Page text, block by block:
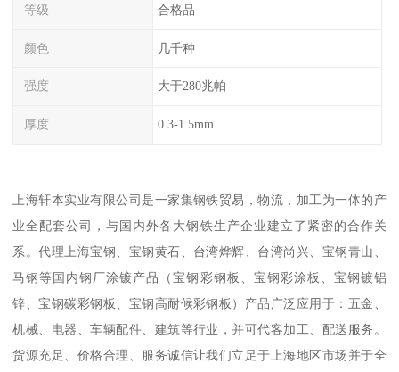
等级 合格品
颜色 几千种
强度 大于280兆帕
厚度 0.3-1.5mm
上海轩本实业有限公司是一家集钢铁贸易，物流，加工为一体的产
业全配套公司，与国内外各大钢铁生产企业建立了紧密的合作关
系。代理上海宝钢、宝钢黄石、台湾烨辉、台湾尚兴、宝钢青山、
马钢等国内钢厂涂镀产品（宝钢彩钢板、宝钢彩涂板、宝钢镀铝
锌、宝钢碳彩钢板、宝钢高耐候彩钢板）产品广泛应用于：五金、
机械、电器、车辆配件、建筑等行业，并可代客加工、配送服务。
货源充足、价格合理、服务诚信让我们立足于上海地区市场并于全